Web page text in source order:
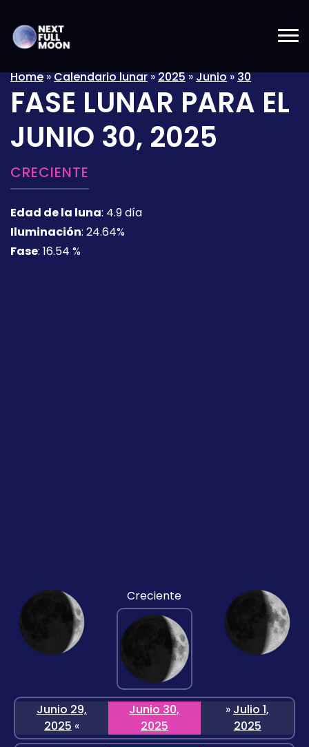
Home»Calendario lunar»2025»Junio»30
FASE LUNAR PARA EL
JUNIO 30, 2025
CRECIENTE
Edad de la luna: 4.9 día
Iluminación: 24.64%
Fase: 16.54 %
Creciente
Junio 29,
2025 «
Junio 30,
2025
» Julio 1,
2025